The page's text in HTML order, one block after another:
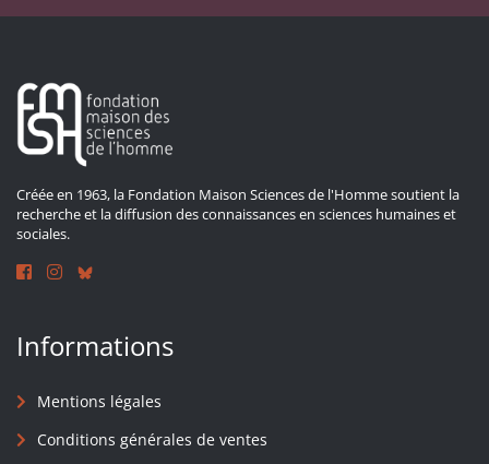
Créée en 1963, la Fondation Maison Sciences de l'Homme soutient la
recherche et la diffusion des connaissances en sciences humaines et
sociales.
Informations
Mentions légales
Conditions générales de ventes